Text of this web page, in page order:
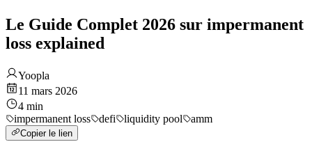
Le Guide Complet 2026 sur impermanent
loss explained
Yoopla
11 mars 2026
4 min
impermanent loss
defi liquidity pool amm
Copier le lien